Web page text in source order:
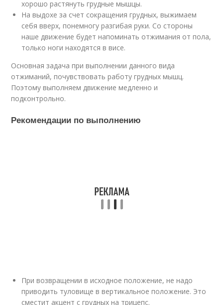
хорошо растянуть грудные мышцы.
На выдохе за счет сокращения грудных, выжимаем
себя вверх, понемногу разгибая руки. Со стороны
наше движение будет напоминать отжимания от пола,
только ноги находятся в висе.
Основная задача при выполнении данного вида
отжиманий, почувствовать работу грудных мышц.
Поэтому выполняем движение медленно и
подконтрольно.
Рекомендации по выполнению
При возвращении в исходное положение, не надо
приводить туловище в вертикальное положение. Это
сместит акцент с грудных на трицепс.